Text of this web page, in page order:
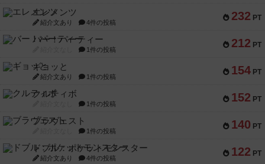
232 PT
エレメンツ
紹介文あり 4件の投稿
212 PT
バー！パーティー
1件の投稿
154 PT
ギョッと
紹介文あり 1件の投稿
152 PT
クルティボ
1件の投稿
140 PT
ブラヴェスト
1件の投稿
122 PT
ドブル：ポケットモンスター
紹介文あり 4件の投稿